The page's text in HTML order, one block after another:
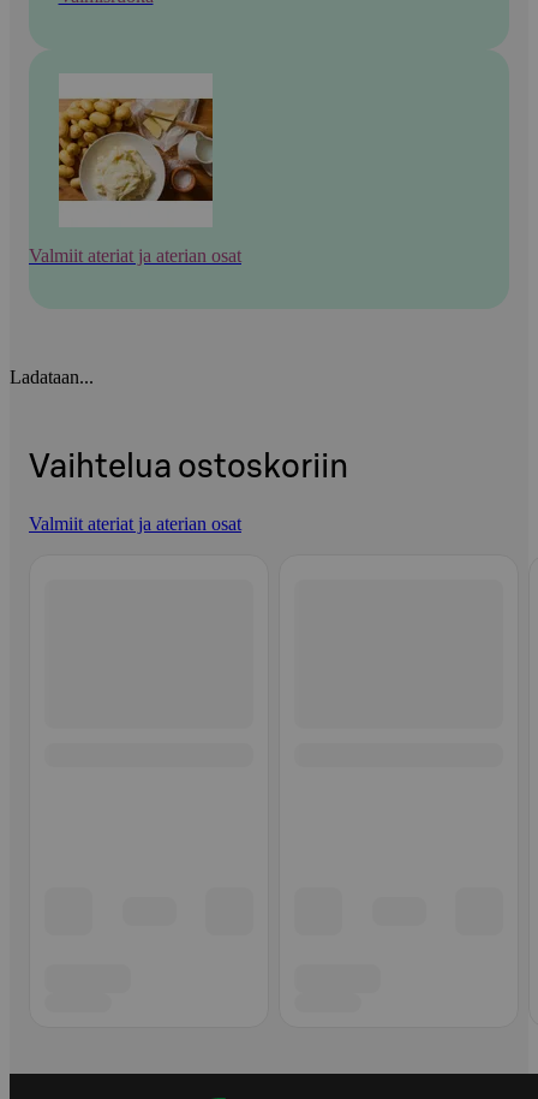
Valmiit ateriat ja aterian osat
Ladataan...
Vaihtelua ostoskoriin
Valmiit ateriat ja aterian osat